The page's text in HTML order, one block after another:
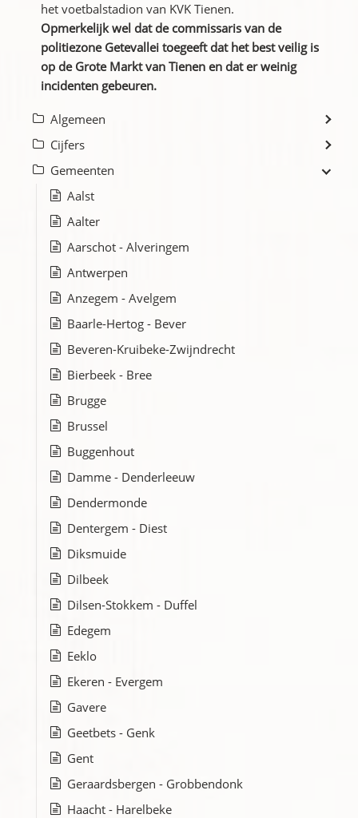
het voetbalstadion van KVK Tienen.
Opmerkelijk wel dat de commissaris van de
politiezone Getevallei toegeeft dat het best veilig is
op de Grote Markt van Tienen en dat er weinig
incidenten gebeuren.
Algemeen
Cijfers
Gemeenten
Aalst
Aalter
Aarschot - Alveringem
Antwerpen
Anzegem - Avelgem
Baarle-Hertog - Bever
Beveren-Kruibeke-Zwijndrecht
Bierbeek - Bree
Brugge
Brussel
Buggenhout
Damme - Denderleeuw
Dendermonde
Dentergem - Diest
Diksmuide
Dilbeek
Dilsen-Stokkem - Duffel
Edegem
Eeklo
Ekeren - Evergem
Gavere
Geetbets - Genk
Gent
Geraardsbergen - Grobbendonk
Haacht - Harelbeke